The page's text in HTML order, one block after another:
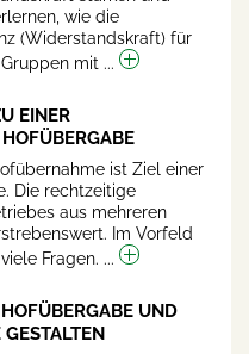
wie die
(Widerstandskraft) für
mit ...
EINER
ist Ziel einer
Die rechtzeitige
aus mehreren
Im Vorfeld
Fragen. ...
UND